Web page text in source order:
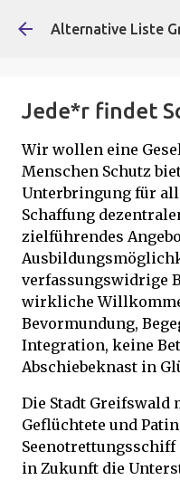
Direkt
Jede*r findet
Wir wollen eine
Menschen Schutz
Unterbringung für
Schaffung
zielführendes
verfassungswidrige
wirkliche
Bevormundung,
Integration, keine
Abschiebeknast in
Die Stadt Greifswald
Geflüchtete und
Seenotrettungsschiff
in Zukunft die